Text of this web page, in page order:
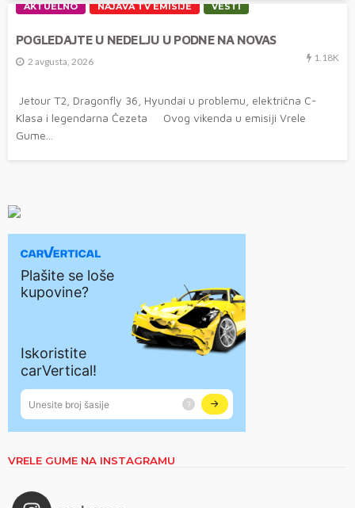
AKTUELNO NAJAVA TV EMISIJE VESTI
POGLEDAJTE U NEDELJU U PODNE NA NOVAS
2 avgusta, 2026 1.18K
Jetour T2, Dragonfly 36, Hyundai u problemu, električna C-
Klasa i legendarna Čezeta Ovog vikenda u emisiji Vrele
Gume...
VRELE GUME NA INSTAGRAMU